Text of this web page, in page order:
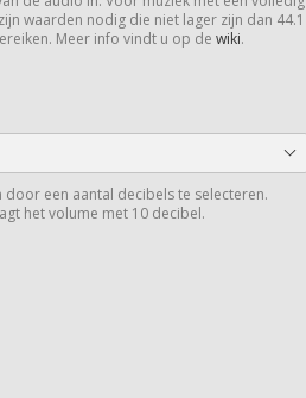
waarden nodig die niet lager zijn dan 44.1
Meer info vindt u op de wiki.
door een aantal decibels te selecteren.
het volume met 10 decibel.